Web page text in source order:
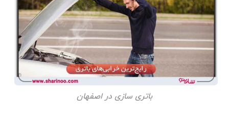
باتری سازی در اصفهان